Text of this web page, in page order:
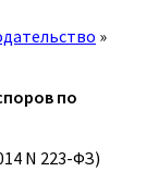
»
по
N 223-ФЗ)